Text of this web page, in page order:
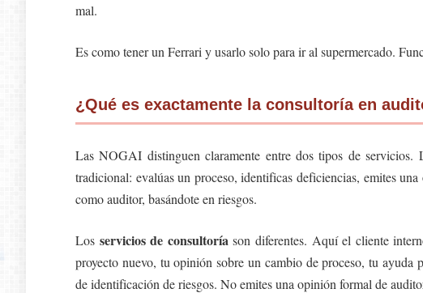
mal.
Es como tener un Ferrari y usarlo solo para ir al supermercado.
¿Qué es exactamente la consultoría en
Las NOGAI distinguen claramente entre dos tipos de
tradicional: evalúas un proceso, identificas deficiencias, emites
como auditor, basándote en riesgos.
Los servicios de consultoría son diferentes. Aquí el cliente
proyecto nuevo, tu opinión sobre un cambio de proceso, tu ayuda
de identificación de riesgos. No emites una opinión formal de